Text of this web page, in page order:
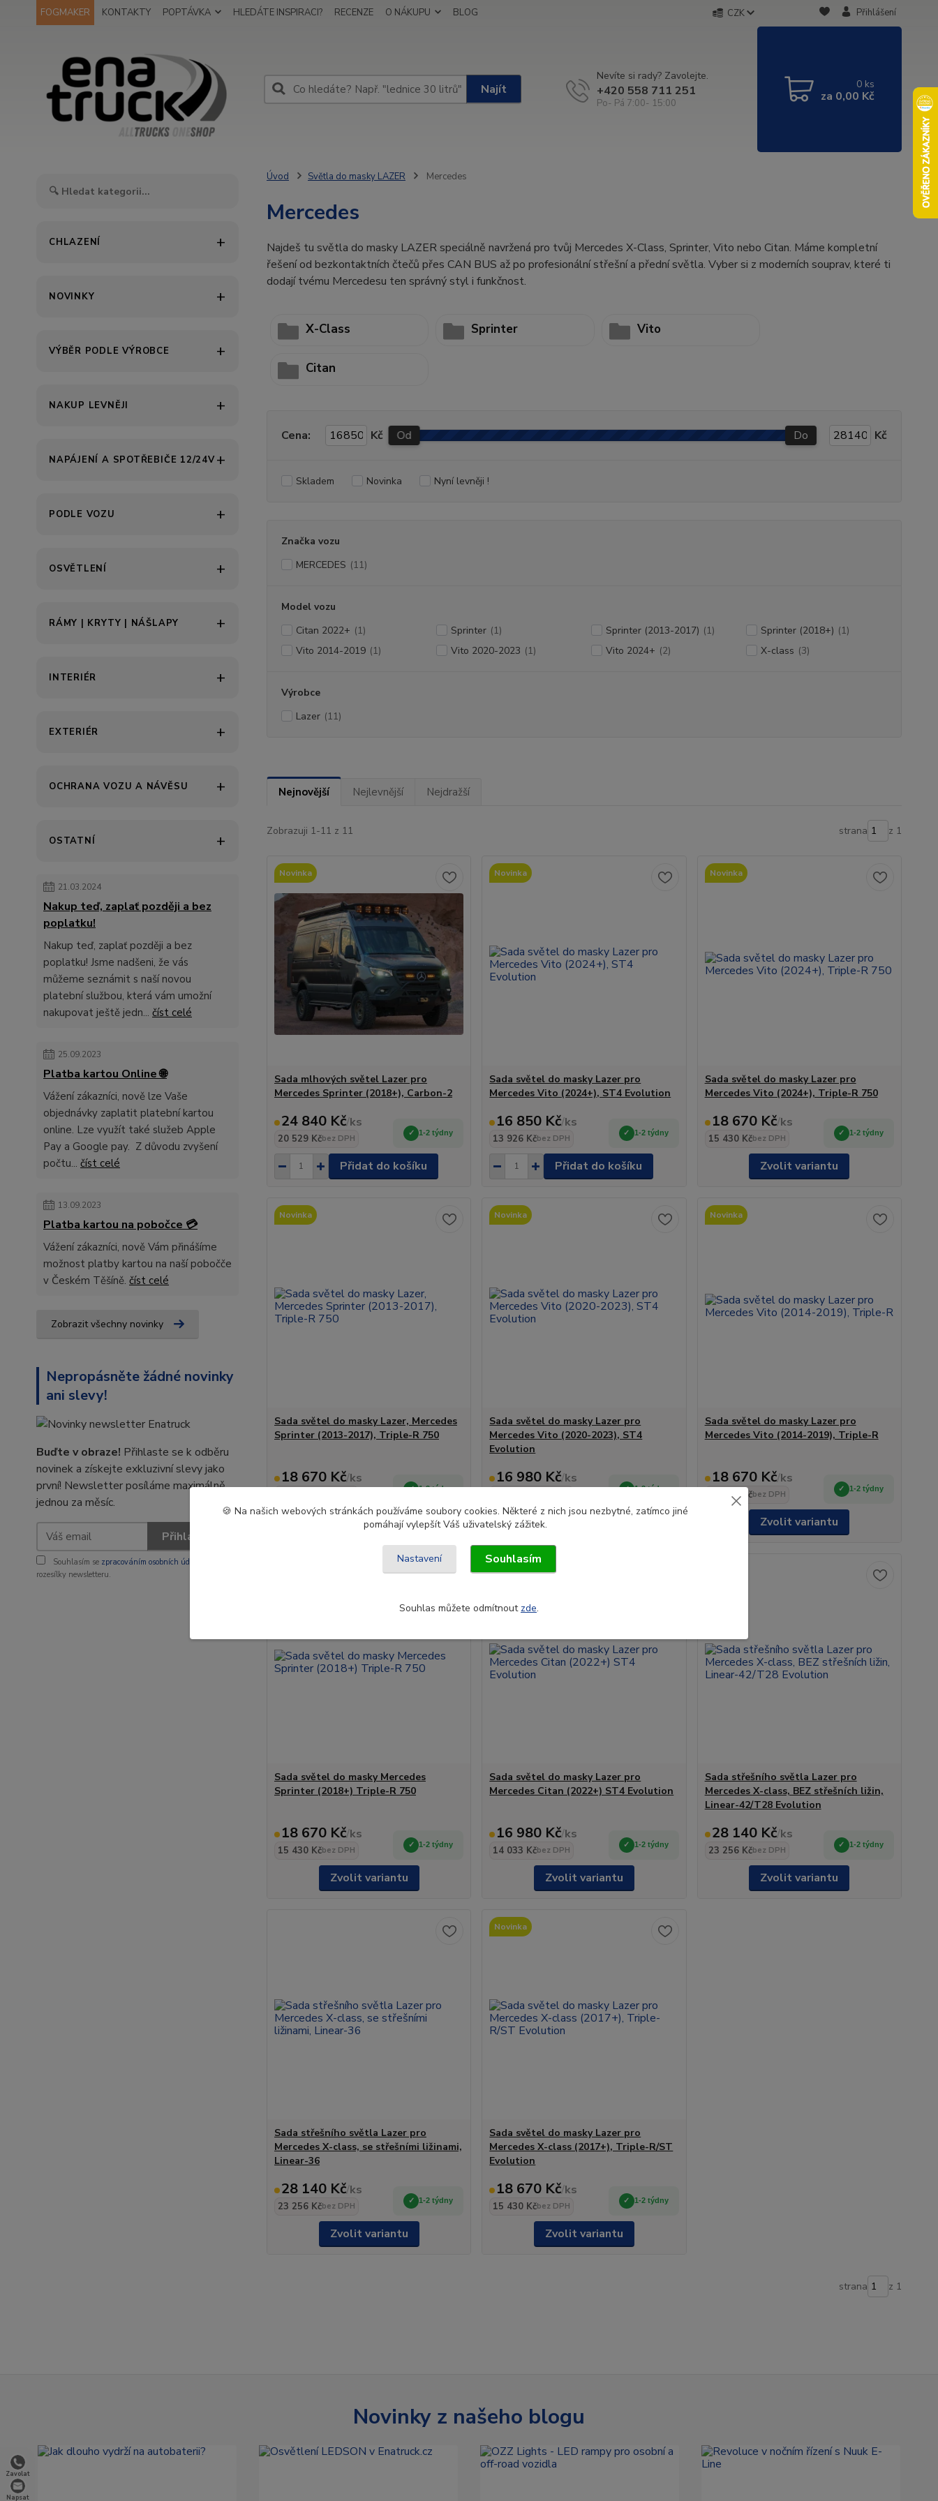
Zavolat
Napsat
FOGMAKER KONTAKTY POPTÁVKA HLEDÁTE INSPIRACI? RECENZE O NÁKUPU BLOG CZK Přihlášení
Najít
Nevíte si rady? Zavolejte.
+420 558 711 251
Po- Pá 7:00- 15:00
0 ks
za 0,00 Kč
CHLAZENÍ
NOVINKY
VÝBĚR PODLE VÝROBCE
NAKUP LEVNĚJI
NAPÁJENÍ A SPOTŘEBIČE 12/24V
PODLE VOZU
OSVĚTLENÍ
RÁMY | KRYTY | NÁŠLAPY
INTERIÉR
EXTERIÉR
OCHRANA VOZU A NÁVĚSU
OSTATNÍ
21.03.2024
Nakup teď, zaplať později a bez
poplatku!
Nakup teď, zaplať později a bez
poplatku! Jsme nadšeni, že vás
můžeme seznámit s naší novou
platební službou, která vám umožní
nakupovat ještě jedn... číst celé
25.09.2023
Platba kartou Online 🌐
Vážení zákazníci, nově lze Vaše
objednávky zaplatit platební kartou
online. Lze využít také služeb Apple
Pay a Google pay. Z důvodu zvyšení
počtu... číst celé
13.09.2023
Platba kartou na pobočce 💳
Vážení zákazníci, nově Vám přinášíme
možnost platby kartou na naší pobočče
v Českém Těšíně. číst celé
Zobrazit všechny novinky
Nepropásněte žádné novinky
ani slevy!
Buďte v obraze! Přihlaste se k odběru
novinek a získejte exkluzivní slevy jako
první! Newsletter posíláme maximálně
jednou za měsíc.
Přihlásit se
Souhlasím se zpracováním osobních údajů
rozesílky newsletteru.
Úvod Světla do masky LAZER Mercedes
Mercedes
Najdeš tu světla do masky LAZER speciálně navržená pro tvůj Mercedes X-Class, Sprinter, Vito nebo Citan. Máme kompletní
řešení od bezkontaktních čtečů přes CAN BUS až po profesionální střešní a přední světla. Vyber si z moderních souprav, které ti
dodají tvému Mercedesu ten správný styl i funkčnost.
X-Class Sprinter Vito
Citan
Cena: Kč Od Do Kč
Skladem Novinka Nyní levněji !
Značka vozu
MERCEDES (11)
Model vozu
Citan 2022+ (1) Sprinter (1) Sprinter (2013-2017) (1) Sprinter (2018+) (1)
Vito 2014-2019 (1) Vito 2020-2023 (1) Vito 2024+ (2) X-class (3)
Výrobce
Lazer (11)
Nejnovější Nejlevnější Nejdražší
Zobrazuji 1-11 z 11 strana z 1
Novinka
Sada mlhových světel Lazer pro
Mercedes Sprinter (2018+), Carbon-2
24 840 Kč/ks
20 529 Kčbez DPH
1-2 týdny
Přidat do košíku
Novinka
Sada světel do masky Lazer pro
Mercedes Vito (2024+), ST4 Evolution
16 850 Kč/ks
13 926 Kčbez DPH
1-2 týdny
Přidat do košíku
Novinka
Sada světel do masky Lazer pro
Mercedes Vito (2024+), Triple-R 750
18 670 Kč/ks
15 430 Kčbez DPH
1-2 týdny
Zvolit variantu
Novinka
Sada světel do masky Lazer, Mercedes
Sprinter (2013-2017), Triple-R 750
18 670 Kč/ks
1-2 týdny
Zvolit variantu
Novinka
Sada světel do masky Lazer pro
Mercedes Vito (2020-2023), ST4
Evolution
16 980 Kč/ks
1-2 týdny
Novinka
Sada světel do masky Lazer pro
Mercedes Vito (2014-2019), Triple-R
18 670 Kč/ks
15 430 Kčbez DPH
1-2 týdny
Zvolit variantu
Sada světel do masky Mercedes
Sprinter (2018+) Triple-R 750
18 670 Kč/ks
15 430 Kčbez DPH
1-2 týdny
Zvolit variantu
Sada světel do masky Lazer pro
Mercedes Citan (2022+) ST4 Evolution
16 980 Kč/ks
14 033 Kčbez DPH
1-2 týdny
Zvolit variantu
Sada střešního světla Lazer pro
Mercedes X-class, BEZ střešních ližin,
Linear-42/T28 Evolution
28 140 Kč/ks
23 256 Kčbez DPH
1-2 týdny
Zvolit variantu
Sada střešního světla Lazer pro
Mercedes X-class, se střešními ližinami,
Linear-36
28 140 Kč/ks
23 256 Kčbez DPH
1-2 týdny
Zvolit variantu
Novinka
Sada světel do masky Lazer pro
Mercedes X-class (2017+), Triple-R/ST
Evolution
18 670 Kč/ks
15 430 Kčbez DPH
1-2 týdny
Zvolit variantu
strana z 1
Novinky z našeho blogu
🍪 Na našich webových stránkách používáme soubory cookies. Některé z nich jsou nezbytné, zatímco jiné
pomáhají vylepšít Váš uživatelský zážitek.
Nastavení Souhlasím
Souhlas můžete odmítnout zde.